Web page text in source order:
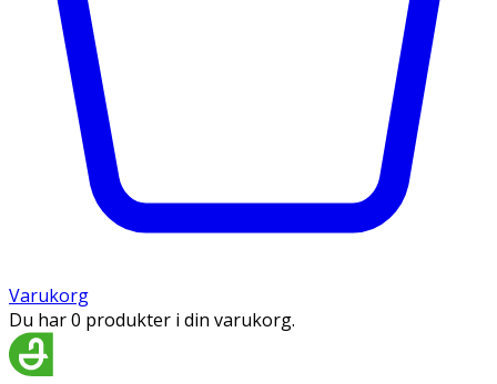
Varukorg
Du har 0 produkter i din varukorg.